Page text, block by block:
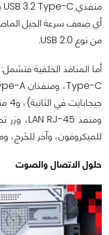
من نوع USB 2.0.
للميكروفون، وآخر للخَرج،
حلول الاتصال والصوت